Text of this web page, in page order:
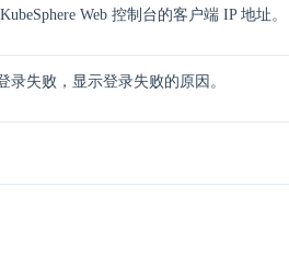
Web 控制台的客户端 IP 地址。
录失败，显示登录失败的原因。